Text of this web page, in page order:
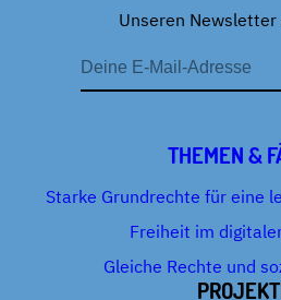
Unseren
E-
Mail-
Adresse
THEMEN &
Starke Grundrechte für eine
Freiheit im
Gleiche Rechte und